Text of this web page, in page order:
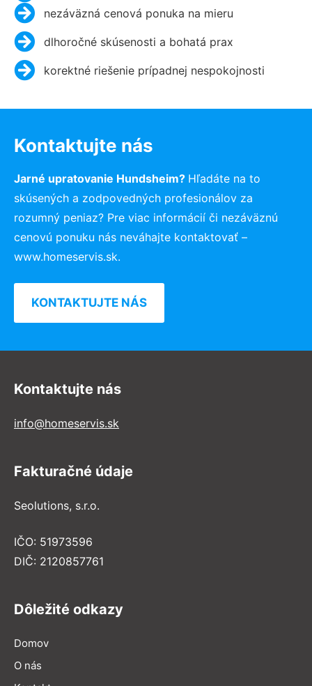
nezáväzná cenová ponuka na mieru
dlhoročné skúsenosti a bohatá prax
korektné riešenie prípadnej nespokojnosti
Kontaktujte nás
Jarné upratovanie Hundsheim? Hľadáte na to
skúsených a zodpovedných profesionálov za
rozumný peniaz? Pre viac informácií či nezáväznú
cenovú ponuku nás neváhajte kontaktovať –
www.homeservis.sk.
KONTAKTUJTE NÁS
Kontaktujte nás
info@homeservis.sk
Fakturačné údaje
Seolutions, s.r.o.
IČO: 51973596
DIČ: 2120857761
Dôležité odkazy
Domov
O nás